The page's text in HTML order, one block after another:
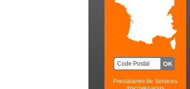
Prestataires de Services